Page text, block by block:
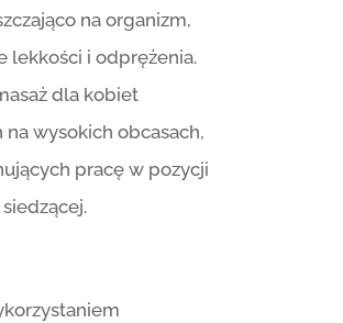
na organizm,
lekkości i odprężenia.
dla kobiet
na wysokich obcasach,
pracę w pozycji